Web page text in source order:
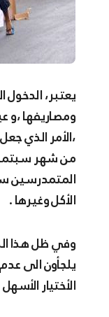
يعتبر، الدخول الاجتماعي هذه السنة من أصعب دخول مدرسي منذ سنوات عديدة وذلك لتزامنه مع العطلة الصيفية
ومصاريفها ،و
،الأمر الذي
من شهر
المتمدرسين
الأكل وغيرها .
وفي ظل هذا
يلجأون الى
الأختيار